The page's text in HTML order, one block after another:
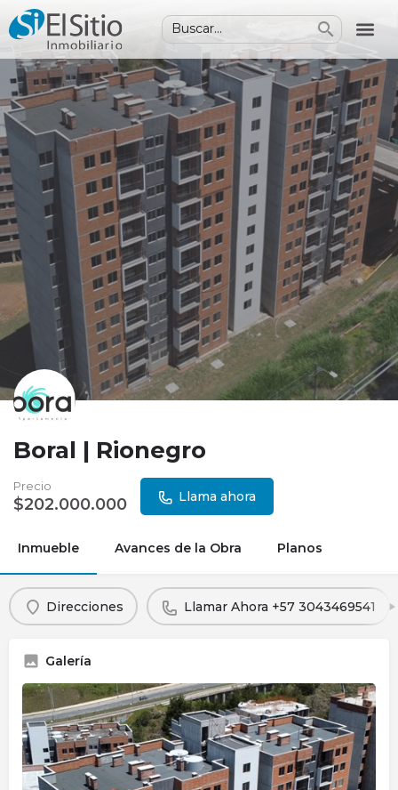
Boral | Rionegro
Precio
$202.000.000 Llama ahora
Inmueble Avances de la Obra Planos
Direcciones Llamar Ahora +57 3043469541
Galería